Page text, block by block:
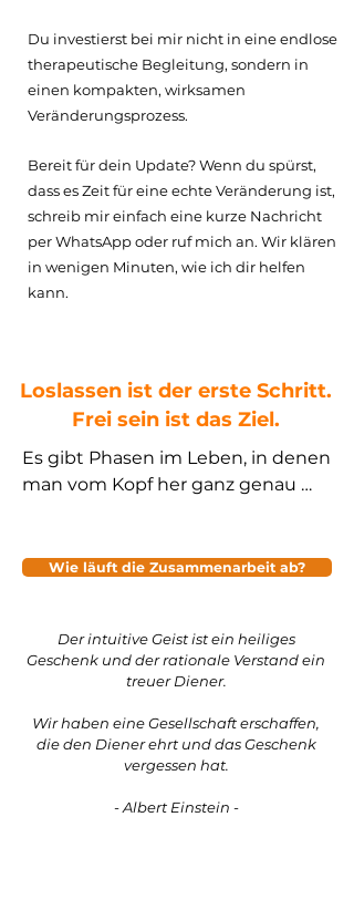
Du investierst bei mir nicht in eine endlose
therapeutische Begleitung, sondern in
einen kompakten, wirksamen
Veränderungsprozess.
Bereit für dein Update? Wenn du spürst,
dass es Zeit für eine echte Veränderung ist,
schreib mir einfach eine kurze Nachricht
per WhatsApp oder ruf mich an. Wir klären
in wenigen Minuten, wie ich dir helfen
kann.
Loslassen ist der erste Schritt.
Frei sein ist das Ziel.
Es gibt Phasen im Leben, in denen
man vom Kopf her ganz genau
etwas. Die Gedanken wiederholen
Versuche fühlt es sich an, als
würde man auf der Stelle treten.
Das hat absolut nichts mit
Schwäche oder mangelnder
Disziplin zu tun.
Wie läuft die Zusammenarbeit ab?
Der intuitive Geist ist ein heiliges
Geschenk und der rationale Verstand ein
treuer Diener.
Wir haben eine Gesellschaft erschaffen,
die den Diener ehrt und das Geschenk
vergessen hat.
- Albert Einstein -